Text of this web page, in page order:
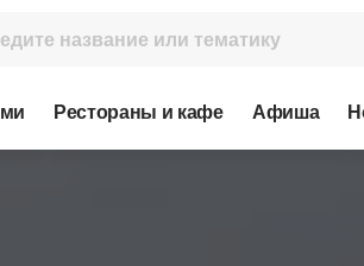
Рестораны и кафе Афиша